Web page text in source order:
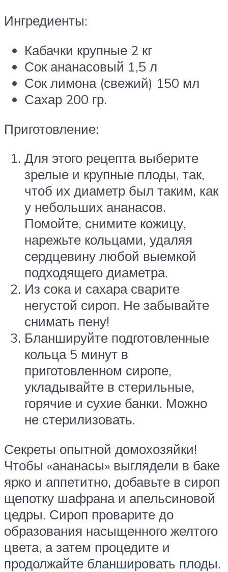
Ингредиенты:
Кабачки крупные 2 кг
Сок ананасовый 1,5 л
Сок лимона (свежий) 150 мл
Сахар 200 гр.
Приготовление:
Для этого рецепта выберите
зрелые и крупные плоды, так,
чтоб их диаметр был таким, как
у небольших ананасов.
Помойте, снимите кожицу,
нарежьте кольцами, удаляя
сердцевину любой выемкой
подходящего диаметра.
Из сока и сахара сварите
негустой сироп. Не забывайте
снимать пену!
Бланшируйте подготовленные
кольца 5 минут в
приготовленном сиропе,
укладывайте в стерильные,
горячие и сухие банки. Можно
не стерилизовать.
Секреты опытной домохозяйки!
Чтобы «ананасы» выглядели в баке
ярко и аппетитно, добавьте в сироп
щепотку шафрана и апельсиновой
цедры. Сироп проварите до
образования насыщенного желтого
цвета, а затем процедите и
продолжайте бланшировать плоды.